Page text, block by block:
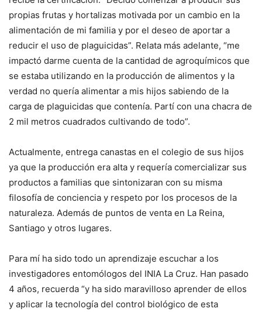
propias frutas y hortalizas motivada por un cambio en la
alimentación de mi familia y por el deseo de aportar a
reducir el uso de plaguicidas”. Relata más adelante, “me
impactó darme cuenta de la cantidad de agroquímicos que
se estaba utilizando en la producción de alimentos y la
verdad no quería alimentar a mis hijos sabiendo de la
carga de plaguicidas que contenía. Partí con una chacra de
2 mil metros cuadrados cultivando de todo”.
Actualmente, entrega canastas en el colegio de sus hijos
ya que la producción era alta y requería comercializar sus
productos a familias que sintonizaran con su misma
filosofía de conciencia y respeto por los procesos de la
naturaleza. Además de puntos de venta en La Reina,
Santiago y otros lugares.
Para mí ha sido todo un aprendizaje escuchar a los
investigadores entomólogos del INIA La Cruz. Han pasado
4 años, recuerda “y ha sido maravilloso aprender de ellos
y aplicar la tecnología del control biológico de esta